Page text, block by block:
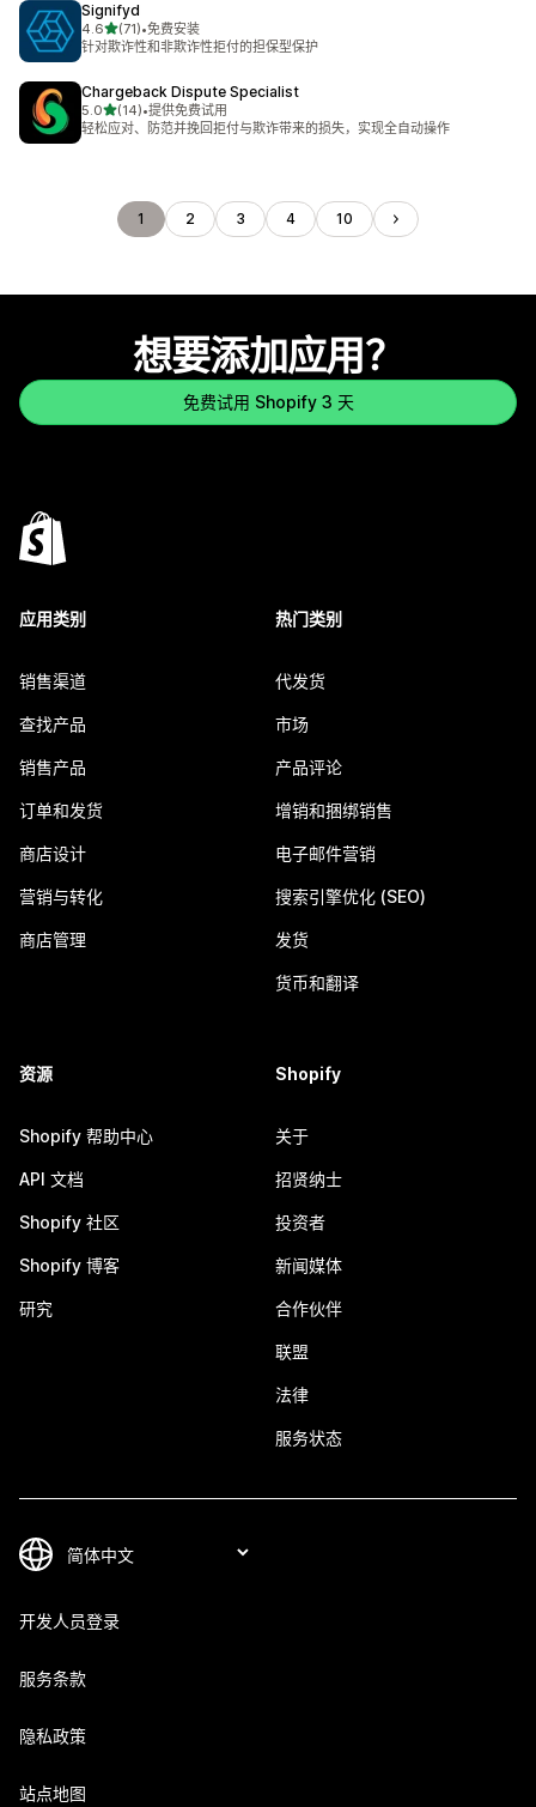
Signifyd
4.6星（满分 5 星）
(71)
总共 71 条评论
•免费安装
针对欺诈性和非欺诈性拒付的担保型保护
Chargeback Dispute Specialist
5.0星（满分 5 星）
(14)
总共 14 条评论
•提供免费试用
轻松应对、防范并挽回拒付与欺诈带来的损失，实现全自动操作
1 2 3 4 10
想要添加应用？
免费试用 Shopify 3 天
应用类别
销售渠道
查找产品
销售产品
订单和发货
商店设计
营销与转化
商店管理
热门类别
代发货
市场
产品评论
增销和捆绑销售
电子邮件营销
搜索引擎优化 (SEO)
发货
货币和翻译
资源
Shopify 帮助中心
API 文档
Shopify 社区
Shopify 博客
研究
Shopify
关于
招贤纳士
投资者
新闻媒体
合作伙伴
联盟
法律
服务状态
开发人员登录
服务条款
隐私政策
站点地图